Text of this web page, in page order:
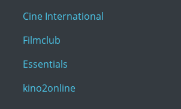
Cine International
Filmclub
Essentials
kino2online